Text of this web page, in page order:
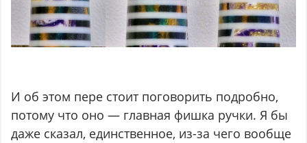
И об этом пере стоит поговорить подробно,
потому что оно — главная фишка ручки. Я бы
даже сказал, единственное, из-за чего вообще